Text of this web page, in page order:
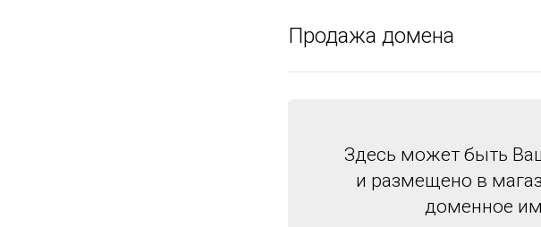
Продажа домена
Здесь может быть
и размещено в
доменное